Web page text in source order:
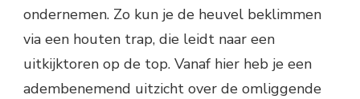
ondernemen. Zo kun je de heuvel beklimmen
via een houten trap, die leidt naar een
uitkijktoren op de top. Vanaf hier heb je een
adembenemend uitzicht over de omliggende